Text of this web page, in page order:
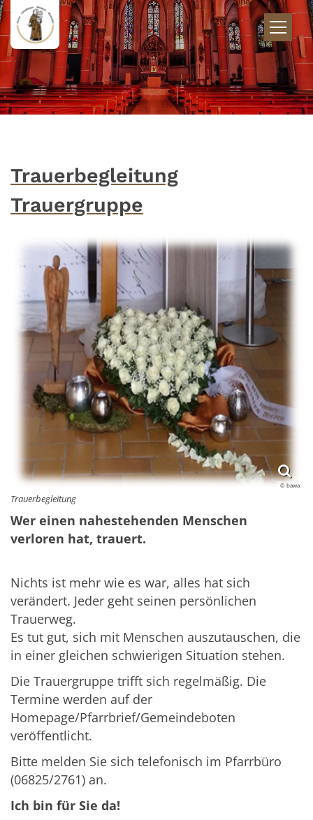
Zum Inhalt springen
Trauerbegleitung
Trauergruppe
© bawa
Trauerbegleitung
Wer einen nahestehenden Menschen
verloren hat, trauert.
Nichts ist mehr wie es war, alles hat sich
verändert. Jeder geht seinen persönlichen
Trauerweg.
Es tut gut, sich mit Menschen auszutauschen, die
in einer gleichen schwierigen Situation stehen.
Die Trauergruppe trifft sich regelmäßig. Die
Termine werden auf der
Homepage/Pfarrbrief/Gemeindeboten
veröffentlicht.
Bitte melden Sie sich telefonisch im Pfarrbüro
(06825/2761) an.
Ich bin für Sie da!